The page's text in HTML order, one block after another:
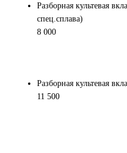
Разборная культевая
спец.сплава)
8 000
Разборная культевая
11 500